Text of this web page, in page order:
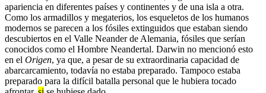
apariencia en diferentes países y continentes y de una isla a otra.
Como los armadillos y megaterios, los esqueletos de los humanos
modernos se parecen a los fósiles extinguidos que estaban siendo
descubiertos en el Valle Neander de Alemania, fósiles que serían
conocidos como el Hombre Neandertal. Darwin no mencionó esto
en el Origen, ya que, a pesar de su extraordinaria capacidad de
abarcarcamiento, todavía no estaba preparado. Tampoco estaba
preparado para la difícil batalla personal que le hubiera tocado